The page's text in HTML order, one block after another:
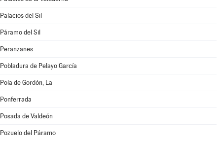
Palacios del Sil
Páramo del Sil
Peranzanes
Pobladura de Pelayo García
Pola de Gordón, La
Ponferrada
Posada de Valdeón
Pozuelo del Páramo